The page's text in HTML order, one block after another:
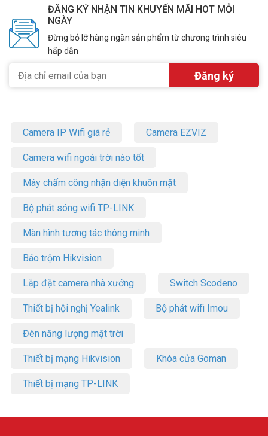
ĐĂNG KÝ NHẬN TIN KHUYẾN MÃI HOT MỖI
NGÀY
Đừng bỏ lỡ hàng ngàn sản phẩm từ chương trình siêu
hấp dẫn
Camera IP Wifi giá rẻ Camera EZVIZ
Camera wifi ngoài trời nào tốt
Máy chấm công nhận diện khuôn mặt
Bộ phát sóng wifi TP-LINK
Màn hình tương tác thông minh
Báo trộm Hikvision
Lắp đặt camera nhà xưởng Switch Scodeno
Thiết bị hội nghị Yealink Bộ phát wifi Imou
Đèn năng lượng mặt trời
Thiết bị mạng Hikvision Khóa cửa Goman
Thiết bị mạng TP-LINK